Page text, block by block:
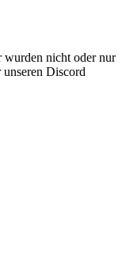
wurden nicht oder nur
Discord